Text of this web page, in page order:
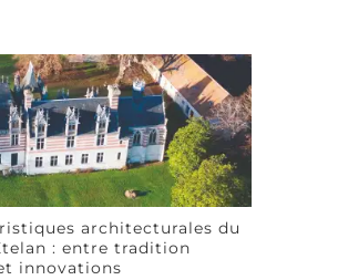
architecturales du
: entre tradition
innovations